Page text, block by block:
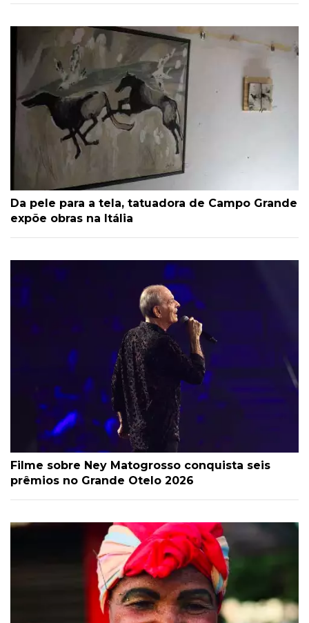
Da pele para a tela, tatuadora de Campo Grande
expõe obras na Itália
Filme sobre Ney Matogrosso conquista seis
prêmios no Grande Otelo 2026